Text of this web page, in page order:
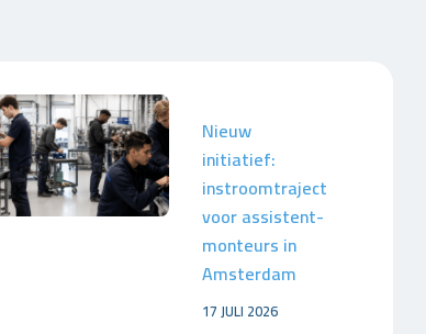
Nieuw
initiatief:
instroomtraject
voor assistent-
monteurs in
Amsterdam
17 JULI 2026